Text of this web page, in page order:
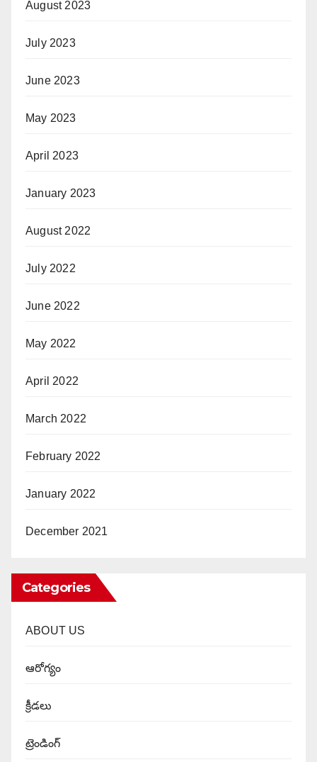
August 2023
July 2023
June 2023
May 2023
April 2023
January 2023
August 2022
July 2022
June 2022
May 2022
April 2022
March 2022
February 2022
January 2022
December 2021
Categories
ABOUT US
ఆరోగ్యం
క్రీడలు
ట్రెండింగ్